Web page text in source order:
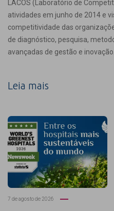
LACOS (Laboratório de
atividades em junho de 2014 e
competitividade das
de diagnóstico, pesquisa,
avançadas de gestão e inovação.
Leia mais
7 de agosto de 2026